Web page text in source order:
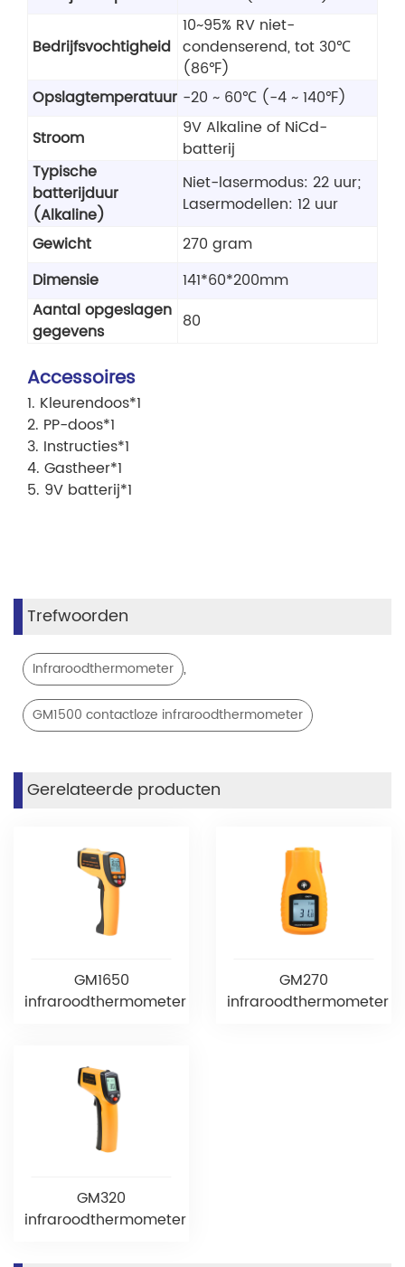
Bedrijfsvochtigheid
10~95% RV niet-
condenserend, tot 30℃
(86℉)
Opslagtemperatuur -20 ~ 60℃ (-4 ~ 140℉)
Stroom
9V Alkaline of NiCd-
batterij
Typische
batterijduur
(Alkaline)
Niet-lasermodus: 22 uur;
Lasermodellen: 12 uur
Gewicht
270 gram
Dimensie
141*60*200mm
Aantal opgeslagen
gegevens
80
Accessoires
1. Kleurendoos*1
2. PP-doos*1
3. Instructies*1
4. Gastheer*1
5. 9V batterij*1
Trefwoorden
Infraroodthermometer ,
GM1500 contactloze infraroodthermometer
Gerelateerde producten
GM1650
infraroodthermometer
GM270
infraroodthermometer
GM320
infraroodthermometer